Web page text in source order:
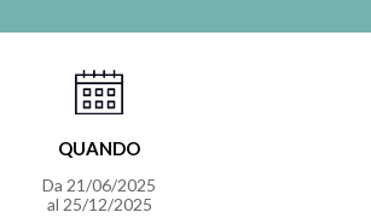
QUANDO
Da 21/06/2025
al 25/12/2025